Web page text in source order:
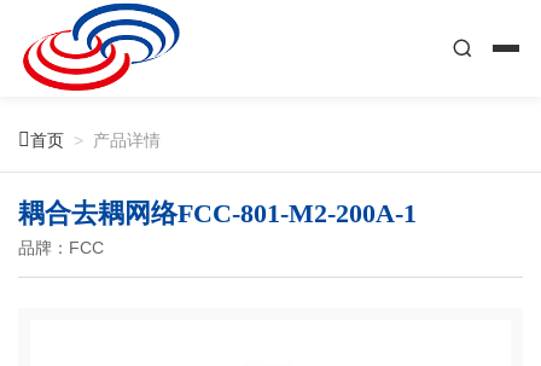
首页 > 产品详情
耦合去耦网络FCC-801-M2-200A-1
品牌：FCC